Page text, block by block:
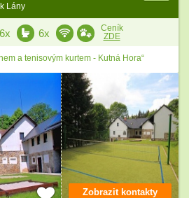
Lány
6x 6x
Ceník
ZDE
a tenisovým kurtem - Kutná Hora“
Zobrazit kontakty